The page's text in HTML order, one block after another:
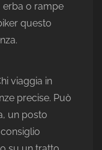
erba o rampe
questo
viaggia in
precise. Può
un posto